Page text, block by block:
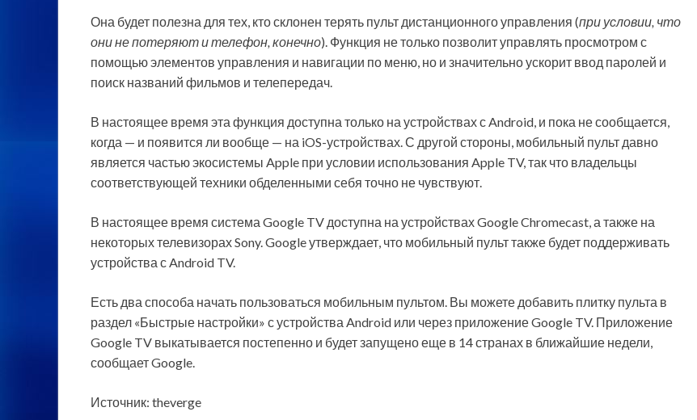
Она будет полезна для тех, кто склонен терять пульт дистанционного управления (при условии, что
они не потеряют и телефон, конечно). Функция не только позволит управлять просмотром с
помощью элементов управления и навигации по меню, но и значительно ускорит ввод паролей и
поиск названий фильмов и телепередач.
В настоящее время эта функция доступна только на устройствах с Android, и пока не сообщается,
когда — и появится ли вообще — на iOS-устройствах. С другой стороны, мобильный пульт давно
является частью экосистемы Apple при условии использования Apple TV, так что владельцы
соответствующей техники обделенными себя точно не чувствуют.
В настоящее время система Google TV доступна на устройствах Google Chromecast, а также на
некоторых телевизорах Sony. Google утверждает, что мобильный пульт также будет поддерживать
устройства с Android TV.
Есть два способа начать пользоваться мобильным пультом. Вы можете добавить плитку пульта в
раздел «Быстрые настройки» с устройства Android или через приложение Google TV. Приложение
Google TV выкатывается постепенно и будет запущено еще в 14 странах в ближайшие недели,
сообщает Google.
Источник: theverge